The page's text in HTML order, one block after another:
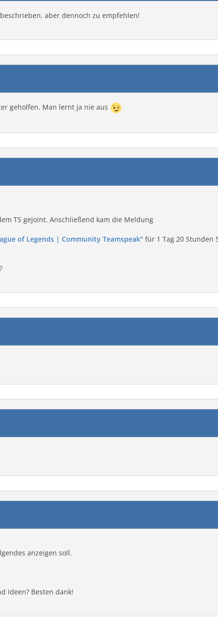
aber dennoch zu empfehlen!
geholfen. Man lernt ja nie aus
TS gejoint. Anschließend kam die Meldung
of Legends | Community Teamspeak" für 1 Tag 20 Stunden
anzeigen soll.
Ideen? Besten dank!